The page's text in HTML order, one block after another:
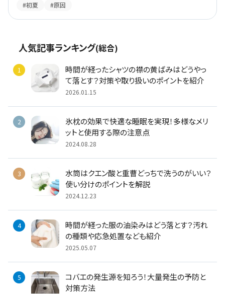
#初夏 #原因
人気記事ランキング(総合)
時間が経ったシャツの襟の黄ばみはどうやっ
て落とす？対策や取り扱いのポイントを紹介
2026.01.15
氷枕の効果で快適な睡眠を実現！多様なメリ
ットと使用する際の注意点
2024.08.28
水筒はクエン酸と重曹どっちで洗うのがいい？
使い分けのポイントを解説
2024.12.23
時間が経った服の油染みはどう落とす？汚れ
の種類や応急処置なども紹介
2025.05.07
コバエの発生源を知ろう！大量発生の予防と
対策方法